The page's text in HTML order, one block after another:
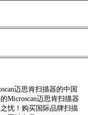
迈思肯扫描器的中国
的Microscan迈思肯扫描器
忧！购买国际品牌扫描